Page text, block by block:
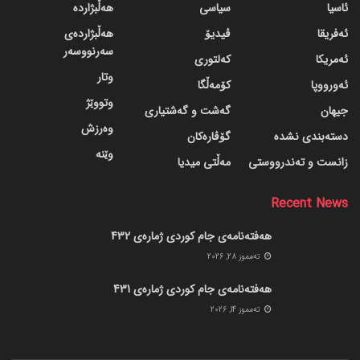
ئاسیا
ئەفریقا
ئەمریکا
ئەورووپا
جیهان
دسته‌بندی نشده
زانست و تەندرووستی
سیاسی
ڤیدیۆ
کەلتوری
کۆمەڵگا
گه‌شت و گه‌شتیاری
گۆڤاره‌کان
مەڵتی میدیا
هەڵبژاردە
هەڵبژاردەی
سەرنووسەر
وتار
وتووێژ
وەرزش
وێنە
Recent News
هەفتەنامەی جام کوردی ژمارەی 432
ته‌مموز 28, 2026
هەفتەنامەی جام کوردی ژمارەی 431
ته‌مموز 14, 2026